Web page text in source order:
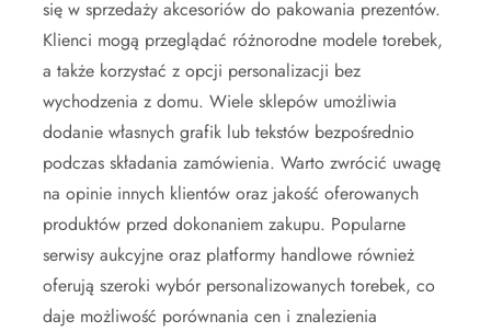
się w sprzedaży akcesoriów do pakowania prezentów.
Klienci mogą przeglądać różnorodne modele torebek,
a także korzystać z opcji personalizacji bez
wychodzenia z domu. Wiele sklepów umożliwia
dodanie własnych grafik lub tekstów bezpośrednio
podczas składania zamówienia. Warto zwrócić uwagę
na opinie innych klientów oraz jakość oferowanych
produktów przed dokonaniem zakupu. Popularne
serwisy aukcyjne oraz platformy handlowe również
oferują szeroki wybór personalizowanych torebek, co
daje możliwość porównania cen i znalezienia